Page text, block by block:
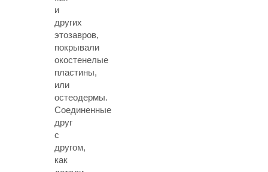
и
других
этозавров,
покрывали
окостенелые
пластины,
или
остеодермы.
Соединенные
друг
с
другом,
как